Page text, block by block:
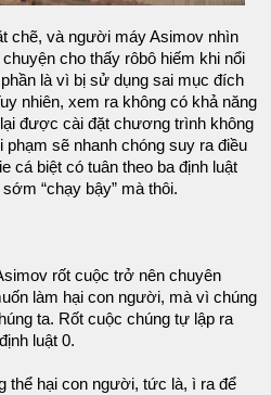
chẽ, và người máy Asimov nhìn
cho thấy rôbô hiếm khi nổi
là vì bị sử dụng sai mục đích
nhiên, xem ra không có khả năng
được cài đặt chương trình không
phạm sẽ nhanh chóng suy ra điều
cá biệt có tuân theo ba định luật
“chạy bậy” mà thôi.
rốt cuộc trở nên chuyên
làm hại con người, mà vì chúng
ta. Rốt cuộc chúng tự lập ra
luật 0.
thể hại con người, tức là, ì ra để